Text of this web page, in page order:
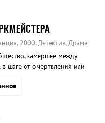
2000, Детектив, Драма
замершее между
шаге от омертвления или